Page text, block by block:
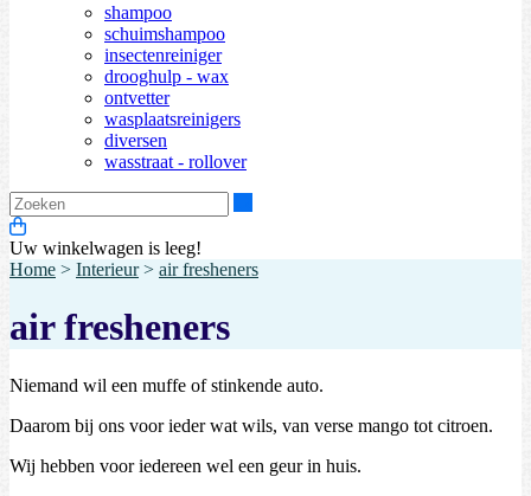
shampoo
schuimshampoo
insectenreiniger
drooghulp - wax
ontvetter
wasplaatsreinigers
diversen
wasstraat - rollover
Uw winkelwagen is leeg!
Home > Interieur> air fresheners
air fresheners
Niemand wil een muffe of stinkende auto.
Daarom bij ons voor ieder wat wils, van verse mango tot citroen.
Wij hebben voor iedereen wel een geur in huis.